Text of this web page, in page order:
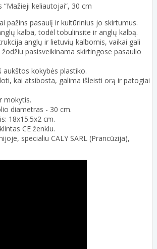
“Mažieji keliautojai”, 30 cm
pažins pasaulį ir kultūrinius jo skirtumus.
kalba, todėl tobulinsite ir anglų kalbą.
anglų ir lietuvių kalbomis, vaikai gali
pasisveikinama skirtingose pasaulio
aukštos kokybės plastiko.
kai atsibosta, galima išleisti orą ir patogiai
mokytis.
diametras - 30 cm.
18x15.5x2 cm.
CE ženklu.
specialiu CALY SARL (Prancūzija),